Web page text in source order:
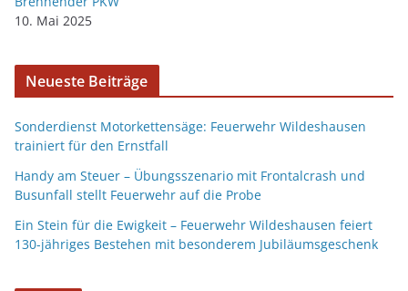
10. Mai 2025
Neueste Beiträge
Sonderdienst Motorkettensäge: Feuerwehr Wildeshausen
trainiert für den Ernstfall
Handy am Steuer – Übungsszenario mit Frontalcrash und
Busunfall stellt Feuerwehr auf die Probe
Ein Stein für die Ewigkeit – Feuerwehr Wildeshausen feiert
130-jähriges Bestehen mit besonderem Jubiläumsgeschenk